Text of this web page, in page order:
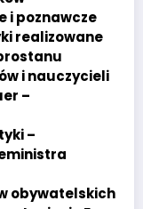
i poznawcze
realizowane
i nauczycieli
–
–
obywatelskich